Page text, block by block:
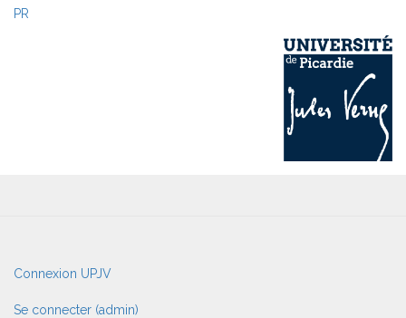
PR
User
account
menu
Connexion UPJV
Se connecter (admin)